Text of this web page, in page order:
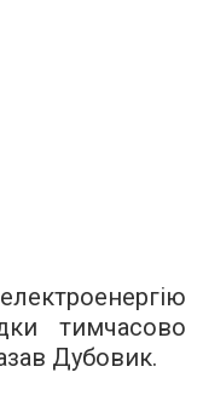
тимчасово
Дубовик.